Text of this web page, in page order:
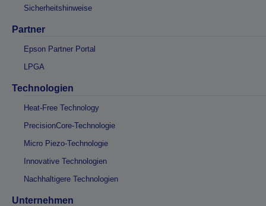
Sicherheitshinweise
Partner
Epson Partner Portal
LPGA
Technologien
Heat-Free Technology
PrecisionCore-Technologie
Micro Piezo-Technologie
Innovative Technologien
Nachhaltigere Technologien
Unternehmen